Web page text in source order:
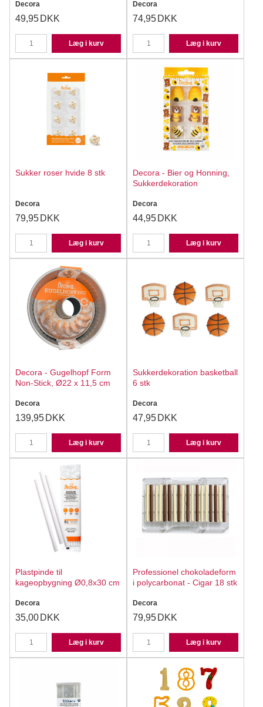
Decora
49,95 DKK
Læg i kurv
Decora
74,95 DKK
Læg i kurv
Sukker roser hvide 8 stk
Decora
79,95 DKK
Læg i kurv
Decora - Bier og Honning,
Sukkerdekoration
Decora
44,95 DKK
Læg i kurv
Decora - Gugelhopf Form
Non-Stick, Ø22 x 11,5 cm
Decora
139,95 DKK
Læg i kurv
Sukkerdekoration basketball
6 stk
Decora
47,95 DKK
Læg i kurv
Plastpinde til
kageopbygning Ø0,8x30 cm
Decora
35,00 DKK
Læg i kurv
Professionel chokoladeform
i polycarbonat - Cigar 18 stk
Decora
79,95 DKK
Læg i kurv